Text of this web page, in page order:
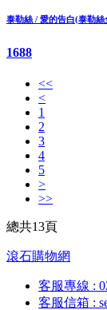
泰勒絲 / 愛的告白(泰勒
1688
<<
<
1
2
3
4
5
>
>>
總共13頁
滾石購物網
客服專線 :
客服信箱 :